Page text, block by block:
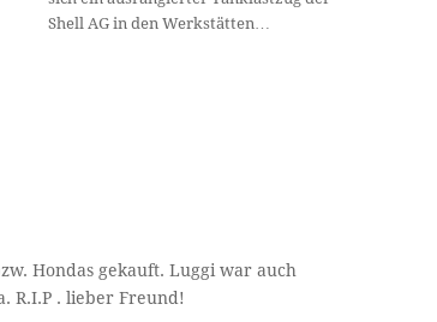
Shell AG in den Werkstätten…
Hondas gekauft. Luggi war auch
R.I.P . lieber Freund!